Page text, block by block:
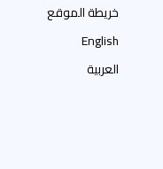
خريطة الموقع
English
العربية